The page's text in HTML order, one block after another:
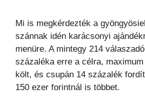
Mi is megkérdezték a
szánnak idén karácsonyi
menüre. A mintegy 214
százaléka erre a célra,
költ, és csupán 14 százalék
150 ezer forintnál is többet.